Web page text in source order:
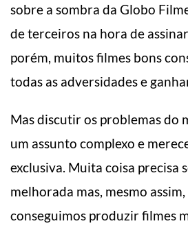
sobre a sombra da Globo
de terceiros na hora de
porém, muitos filmes bons
todas as adversidades e
Mas discutir os problemas do
um assunto complexo e
exclusiva. Muita coisa precisa
melhorada mas, mesmo
conseguimos produzir filmes